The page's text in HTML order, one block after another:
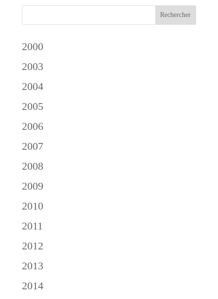
2000
2003
2004
2005
2006
2007
2008
2009
2010
2011
2012
2013
2014